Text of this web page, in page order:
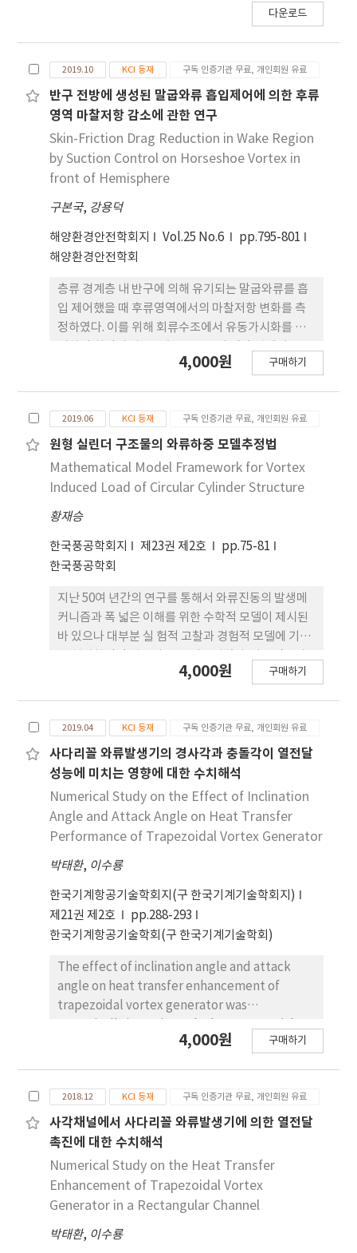
increases at more than inlet velocity of
0.1m/s. The optimum inlet velocity is around
pressure loss.
다운로드
2019.10 KCI 등재 구독 인증기관 무료, 개인회원 유료
반구 전방에 생성된 말굽와류 흡입제어에 의한 후류
영역 마찰저항 감소에 관한 연구
Skin-Friction Drag Reduction in Wake Region
by Suction Control on Horseshoe Vortex in
front of Hemisphere
구본국, 강용덕
해양환경안전학회지 Vol.25 No.6
pp.795-801
해양환경안전학회
층류 경계층 내 반구에 의해 유기되는 말굽와류를 흡
입 제어했을 때 후류영역에서의 마찰저항 변화를 측
정하였다. 이를 위해 회류수조에서 유동가시화를 실
크기를 결정하였고, 반구 후류영역에 설치된 평판과
유동에 의해 반구를 감싸는 말굽와류가 생성되며 그
주위 와도 방향에 의해 후류영역으로는 빠른 유속의
유동이 유입되어 머리핀 와류 생성을 촉진시킨다. 따
라서 반구 전방에 생성되는 말굽와류 세기를 흡입 제
성된 유속방향 와류가 후류영역으로 공급하는 에너지
는 감소하게 된다. 즉, 반구 전방의 말굽와류를 제어함
으로써 후류영역으로부터 생성되는 헤어핀 와류 발생
시화 영상을 해석한 결과로 머리핀 와류의 발생 빈도
가 흡입제어에 의해 36.4 % 감소되었고, 후류 영역에
서 측정된 표면 마찰저항은 2.3 % 감소되는 것으로
나타났다.
4,000원 구매하기
2019.06 KCI 등재 구독 인증기관 무료, 개인회원 유료
원형 실린더 구조물의 와류하중 모델추정법
Mathematical Model Framework for Vortex
Induced Load of Circular Cylinder Structure
황재승
한국풍공학회지 제23권 제2호
pp.75-81
한국풍공학회
지난 50여 년간의 연구를 통해서 와류진동의 발생메
커니즘과 폭 넓은 이해를 위한 수학적 모델이 제시된
바 있으나 대부분 실 험적 고찰과 경험적 모델에 기반
그에 수반된 독특한 현상, 유체의 흐름과 구조물의 상
진동에 대한 원초적인 발생원인 규명에 대한 새로운
도전이 지속적으로 제기되고 있다. 본 연구에서는 하
중식별법에 의해 와류하중을 직접 추출하고 스펙트럼
형상분석을 통하여 와류하중을 구성하는 요소하중을
도출하는 과정을 보였다. 와류진동을 구성하는 요소
하중은 구조물의 속도가 공력 감쇠에 의하여 피드백
되는 하중, 와의 발생에 의한 하중(스트로할 성분에
의한 순수와류하중), 풍직각방향 버펫팅 하중으로 구
분됨을 알 수 있었다. 각 요소 하중이 구조물 응답에
미치는 영향을 분석하여 본 연구에서 제시된 와류하
중 모델도출법의 정합성을 보임으로서, 모델 구축방
법의 타당성을 제시하였다. 이들 요소하중에 대한 정
량적인 수학적 모델의 정립을 위해서는 피드백하중의
공력감쇠예측, 순수와류하중 스펙트럼의 정량적인
분포와 그 크기 예측, 버펫팅 하중의 스펙트럼 성상 예
측이 이루어져야 한다. 이를 위해 풍동실험, 실계측과
같은 현상학적인 접근방법과 유체 흐름의 정형화된
대한 정량화된 수학적 모델의 정립이 요구된다.
4,000원 구매하기
2019.04 KCI 등재 구독 인증기관 무료, 개인회원 유료
사다리꼴 와류발생기의 경사각과 충돌각이 열전달
성능에 미치는 영향에 대한 수치해석
Numerical Study on the Effect of Inclination
Angle and Attack Angle on Heat Transfer
Performance of Trapezoidal Vortex Generator
박태환, 이수룡
한국기계항공기술학회지(구 한국기계기술학회지)
제21권 제2호
pp.288-293
한국기계항공기술학회(구 한국기계기술학회)
The effect of inclination angle and attack
angle on heat transfer enhancement of
trapezoidal vortex generator was
package STAR-CCM+ was utilized to analyze
vortex generator. The result shows that the
optimum inclination angles are α =30°~40° in
terms of the heat transfer and pressure drop.
At more than 40° of inclination angle, the
transverse vortex is dominant, so that the
pressure drop is severe and the heat transfer
is reduced. As the attack angle is increased,
the transverse vortex is reduced, so that the
4,000원 구매하기
2018.12 KCI 등재 구독 인증기관 무료, 개인회원 유료
사각채널에서 사다리꼴 와류발생기에 의한 열전달
촉진에 대한 수치해석
Numerical Study on the Heat Transfer
Enhancement of Trapezoidal Vortex
Generator in a Rectangular Channel
박태환, 이수룡